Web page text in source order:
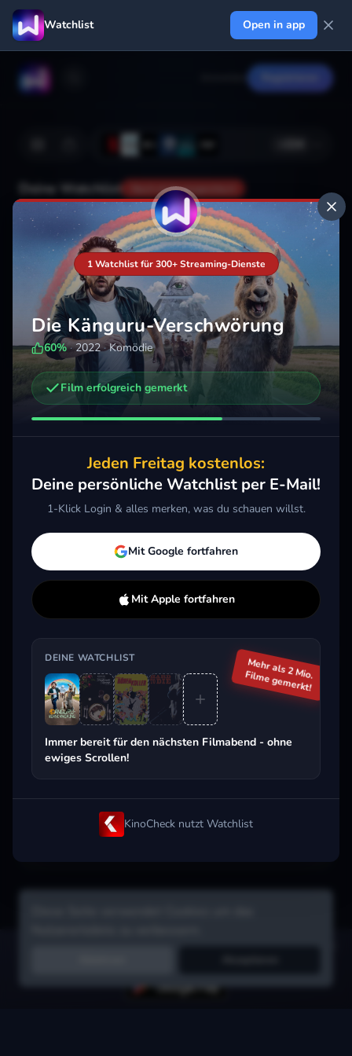
Watchlist Open in app
Deine Watchlist Noch nicht gespeichert
Hinzufügen
Weitere Trailer, die dich interessieren könnten
What the Fuck heißt Redirected?
Mehr
Project X
Merken
Mehr
Aktuell im Trend
Beliebt beim Streaming
Filme in Sekunden merken, Tipps von
1 Watchlist für 300+ Streaming-Dienste
Die Känguru-Verschwörung
60% · 2022 · Komödie
Film erfolgreich gemerkt
Jeden Freitag kostenlos:
Deine persönliche Watchlist per E-Mail!
1-Klick Login & alles merken, was du schauen willst.
Mit Google fortfahren
Mit Apple fortfahren
DEINE WATCHLIST
Immer bereit für den nächsten Filmabend - ohne
ewiges Scrollen!
Mehr als 2 Mio.
Filme gemerkt!
KinoCheck nutzt Watchlist